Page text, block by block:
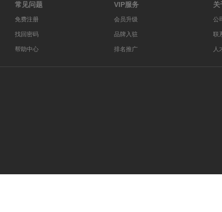
常见问题
免费注册
找回密码
帮助中心
VIP服务
会员升级
品牌入驻
排名推广
关
公
联
人